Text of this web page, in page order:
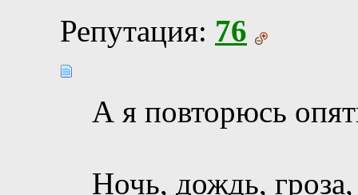
Репутация: 76
А я повторюсь
Ночь, дождь,